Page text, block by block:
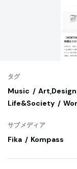
タグ
Music Art,Design
Life&Society
サブメディア
Fika Kompass